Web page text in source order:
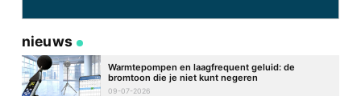
nieuws
Warmtepompen en laagfrequent geluid: de
bromtoon die je niet kunt negeren
09-07-2026